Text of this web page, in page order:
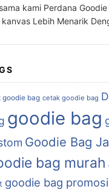
kami Perdana Goodie
kanvas Lebih Menarik
goodie bag cetak goodie bag
goodie bag
Goodie Bag
bag murah
goodie bag promosi